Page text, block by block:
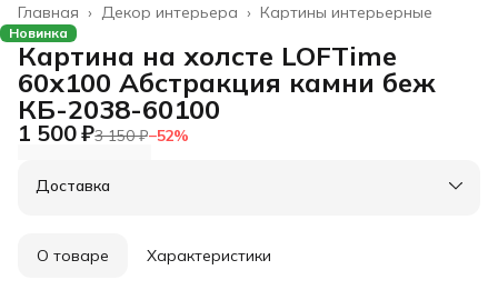
Картины интерьерные
Декор интерьера ›
Главная ›
Новинка
Картина на холсте LOFTime
60х100 Абстракция камни беж
КБ-2038-60100
1 500 ₽3 150 ₽−52%
Доставка
О товаре Характеристики